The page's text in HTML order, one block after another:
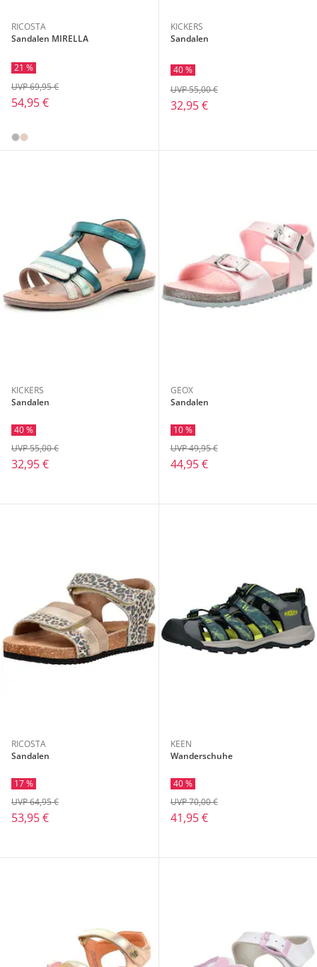
RICOSTA
Sandalen MIRELLA
21 %
54,95 €
UVP 69,95 €
KICKERS
Sandalen
40 %
32,95 €
UVP 55,00 €
KICKERS
Sandalen
40 %
32,95 €
UVP 55,00 €
GEOX
Sandalen
10 %
44,95 €
UVP 49,95 €
RICOSTA
Sandalen
17 %
53,95 €
UVP 64,95 €
KEEN
Wanderschuhe
40 %
41,95 €
UVP 70,00 €